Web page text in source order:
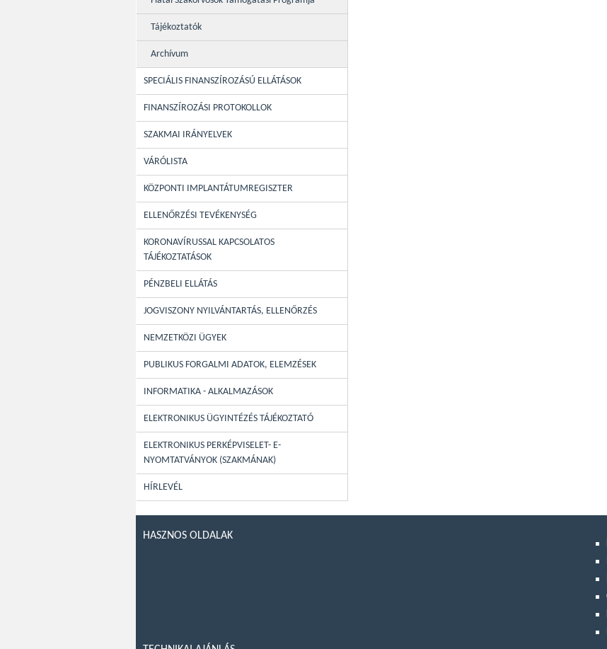
Tájékoztatók
Archívum
SPECIÁLIS FINANSZÍROZÁSÚ ELLÁTÁSOK
FINANSZÍROZÁSI PROTOKOLLOK
SZAKMAI IRÁNYELVEK
VÁRÓLISTA
KÖZPONTI IMPLANTÁTUMREGISZTER
ELLENŐRZÉSI TEVÉKENYSÉG
KORONAVÍRUSSAL KAPCSOLATOS
TÁJÉKOZTATÁSOK
PÉNZBELI ELLÁTÁS
JOGVISZONY NYILVÁNTARTÁS, ELLENŐRZÉS
NEMZETKÖZI ÜGYEK
PUBLIKUS FORGALMI ADATOK, ELEMZÉSEK
INFORMATIKA - ALKALMAZÁSOK
ELEKTRONIKUS ÜGYINTÉZÉS TÁJÉKOZTATÓ
ELEKTRONIKUS PERKÉPVISELET- E-
NYOMTATVÁNYOK (SZAKMÁNAK)
HÍRLEVÉL
HASZNOS OLDALAK